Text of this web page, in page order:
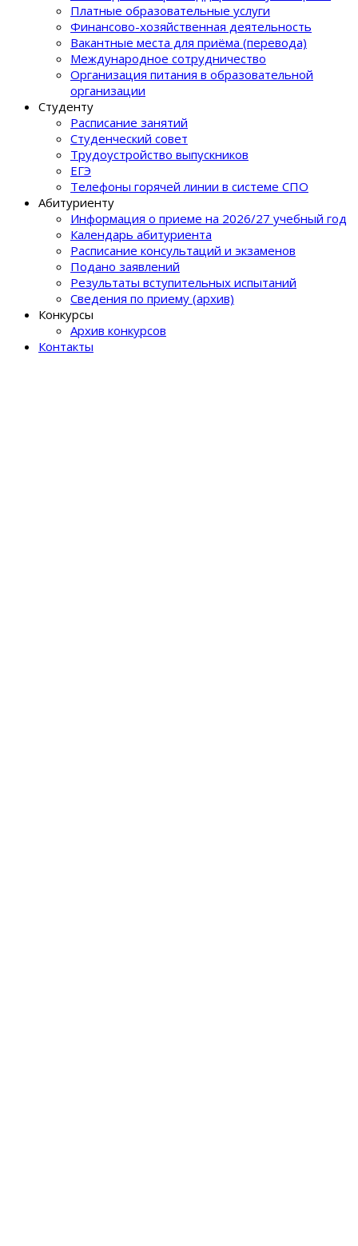
Платные образовательные услуги
Финансово-хозяйственная деятельность
Вакантные места для приёма (перевода)
Международное сотрудничество
Организация питания в образовательной
организации
Студенту
Расписание занятий
Студенческий совет
Трудоустройство выпускников
ЕГЭ
Телефоны горячей линии в системе СПО
Абитуриенту
Информация о приеме на 2026/27 учебный год
Календарь абитуриента
Расписание консультаций и экзаменов
Подано заявлений
Результаты вступительных испытаний
Сведения по приему (архив)
Конкурсы
Архив конкурсов
Контакты